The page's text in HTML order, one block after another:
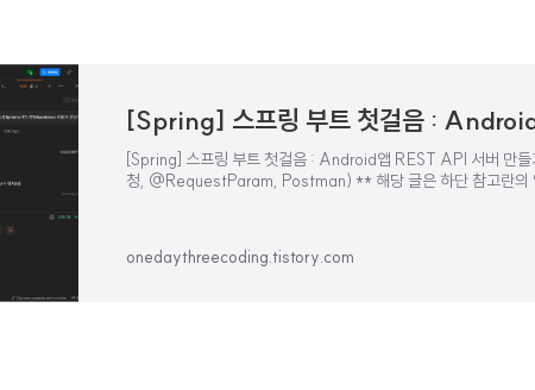
[Spring] 스프링 부트 첫걸음 : Android앱 REST API 서버 만
청, @RequestParam, Postman) ** 해당 글은 하단 참고란의
onedaythreecoding.tistory.com